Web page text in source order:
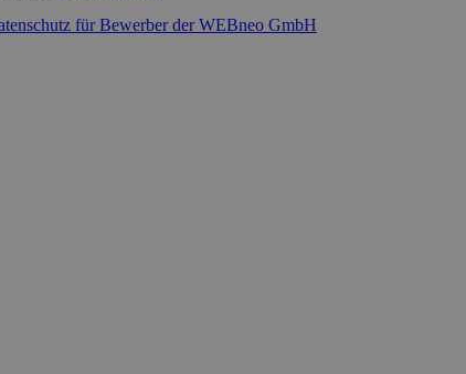
für Bewerber der WEBneo GmbH